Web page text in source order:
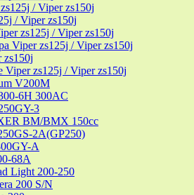
/ Viper zs150j
/ Viper zs150j
zs125j / Viper zs150j
Viper zs125j / Viper zs150j
zs150j
zs125j / Viper zs150j
V200M
6H 300AC
3
BM/ВМX 150cc
2A(GP250)
A
68A
Light 200-250
200 S/N